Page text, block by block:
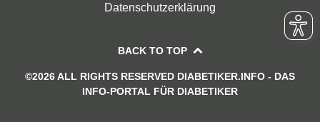
Datenschutzerklärung
BACK TO TOP
©2026 ALL RIGHTS RESERVED DIABETIKER.INFO - DAS
INFO-PORTAL FÜR DIABETIKER